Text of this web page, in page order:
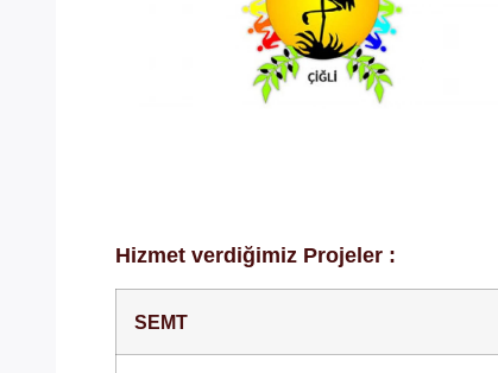
Hizmet verdiğimiz Projeler :
SEMT